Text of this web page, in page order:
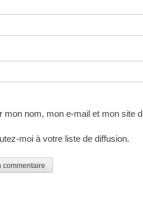
mon nom, mon e-mail et mon site
moi à votre liste de diffusion.